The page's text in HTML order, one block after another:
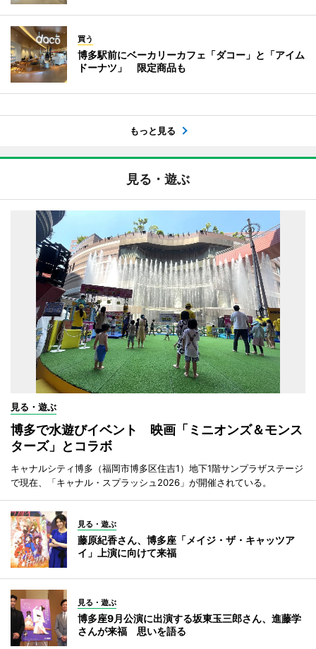
買う
博多駅前にベーカリーカフェ「ダコー」と「アイム
ドーナツ」 限定商品も
もっと見る
見る・遊ぶ
見る・遊ぶ
博多で水遊びイベント 映画「ミニオンズ＆モンス
ターズ」とコラボ
キャナルシティ博多（福岡市博多区住吉1）地下1階サンプラザステージ
で現在、「キャナル・スプラッシュ2026」が開催されている。
見る・遊ぶ
藤原紀香さん、博多座「メイジ・ザ・キャッツア
イ」上演に向けて来福
見る・遊ぶ
博多座9月公演に出演する坂東玉三郎さん、進藤学
さんが来福 思いを語る